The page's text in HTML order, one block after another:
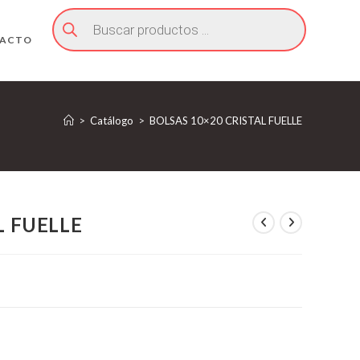
Búsqueda
de
productos
> Catálogo > BOLSAS 10×20 CRISTAL FUELLE
FUELLE